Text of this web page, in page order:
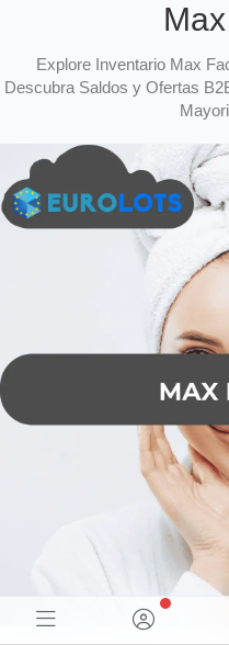
Explore Inventario Max
Descubra Saldos y Ofertas